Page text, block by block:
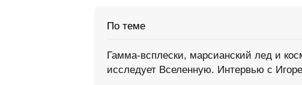
По теме
Гамма-всплески, марсианский лед и
исследует Вселенную. Интервью с